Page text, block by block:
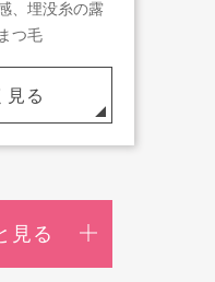
、埋没糸の露
つ毛
見る
見る